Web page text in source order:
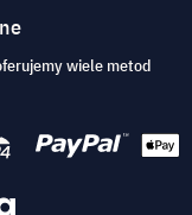
wiele metod